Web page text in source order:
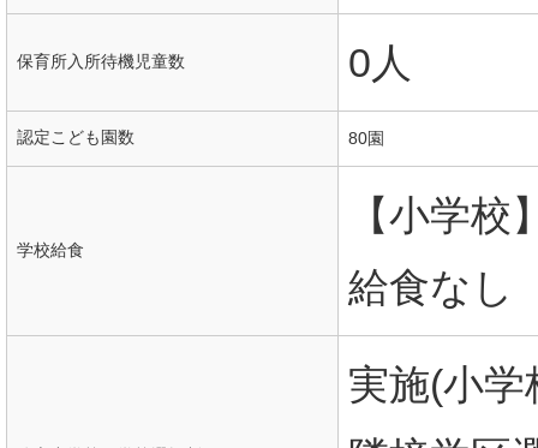
保育所入所待機児童数 0人
認定こども園数 80園
学校給食
【小学
給食なし
実施(小